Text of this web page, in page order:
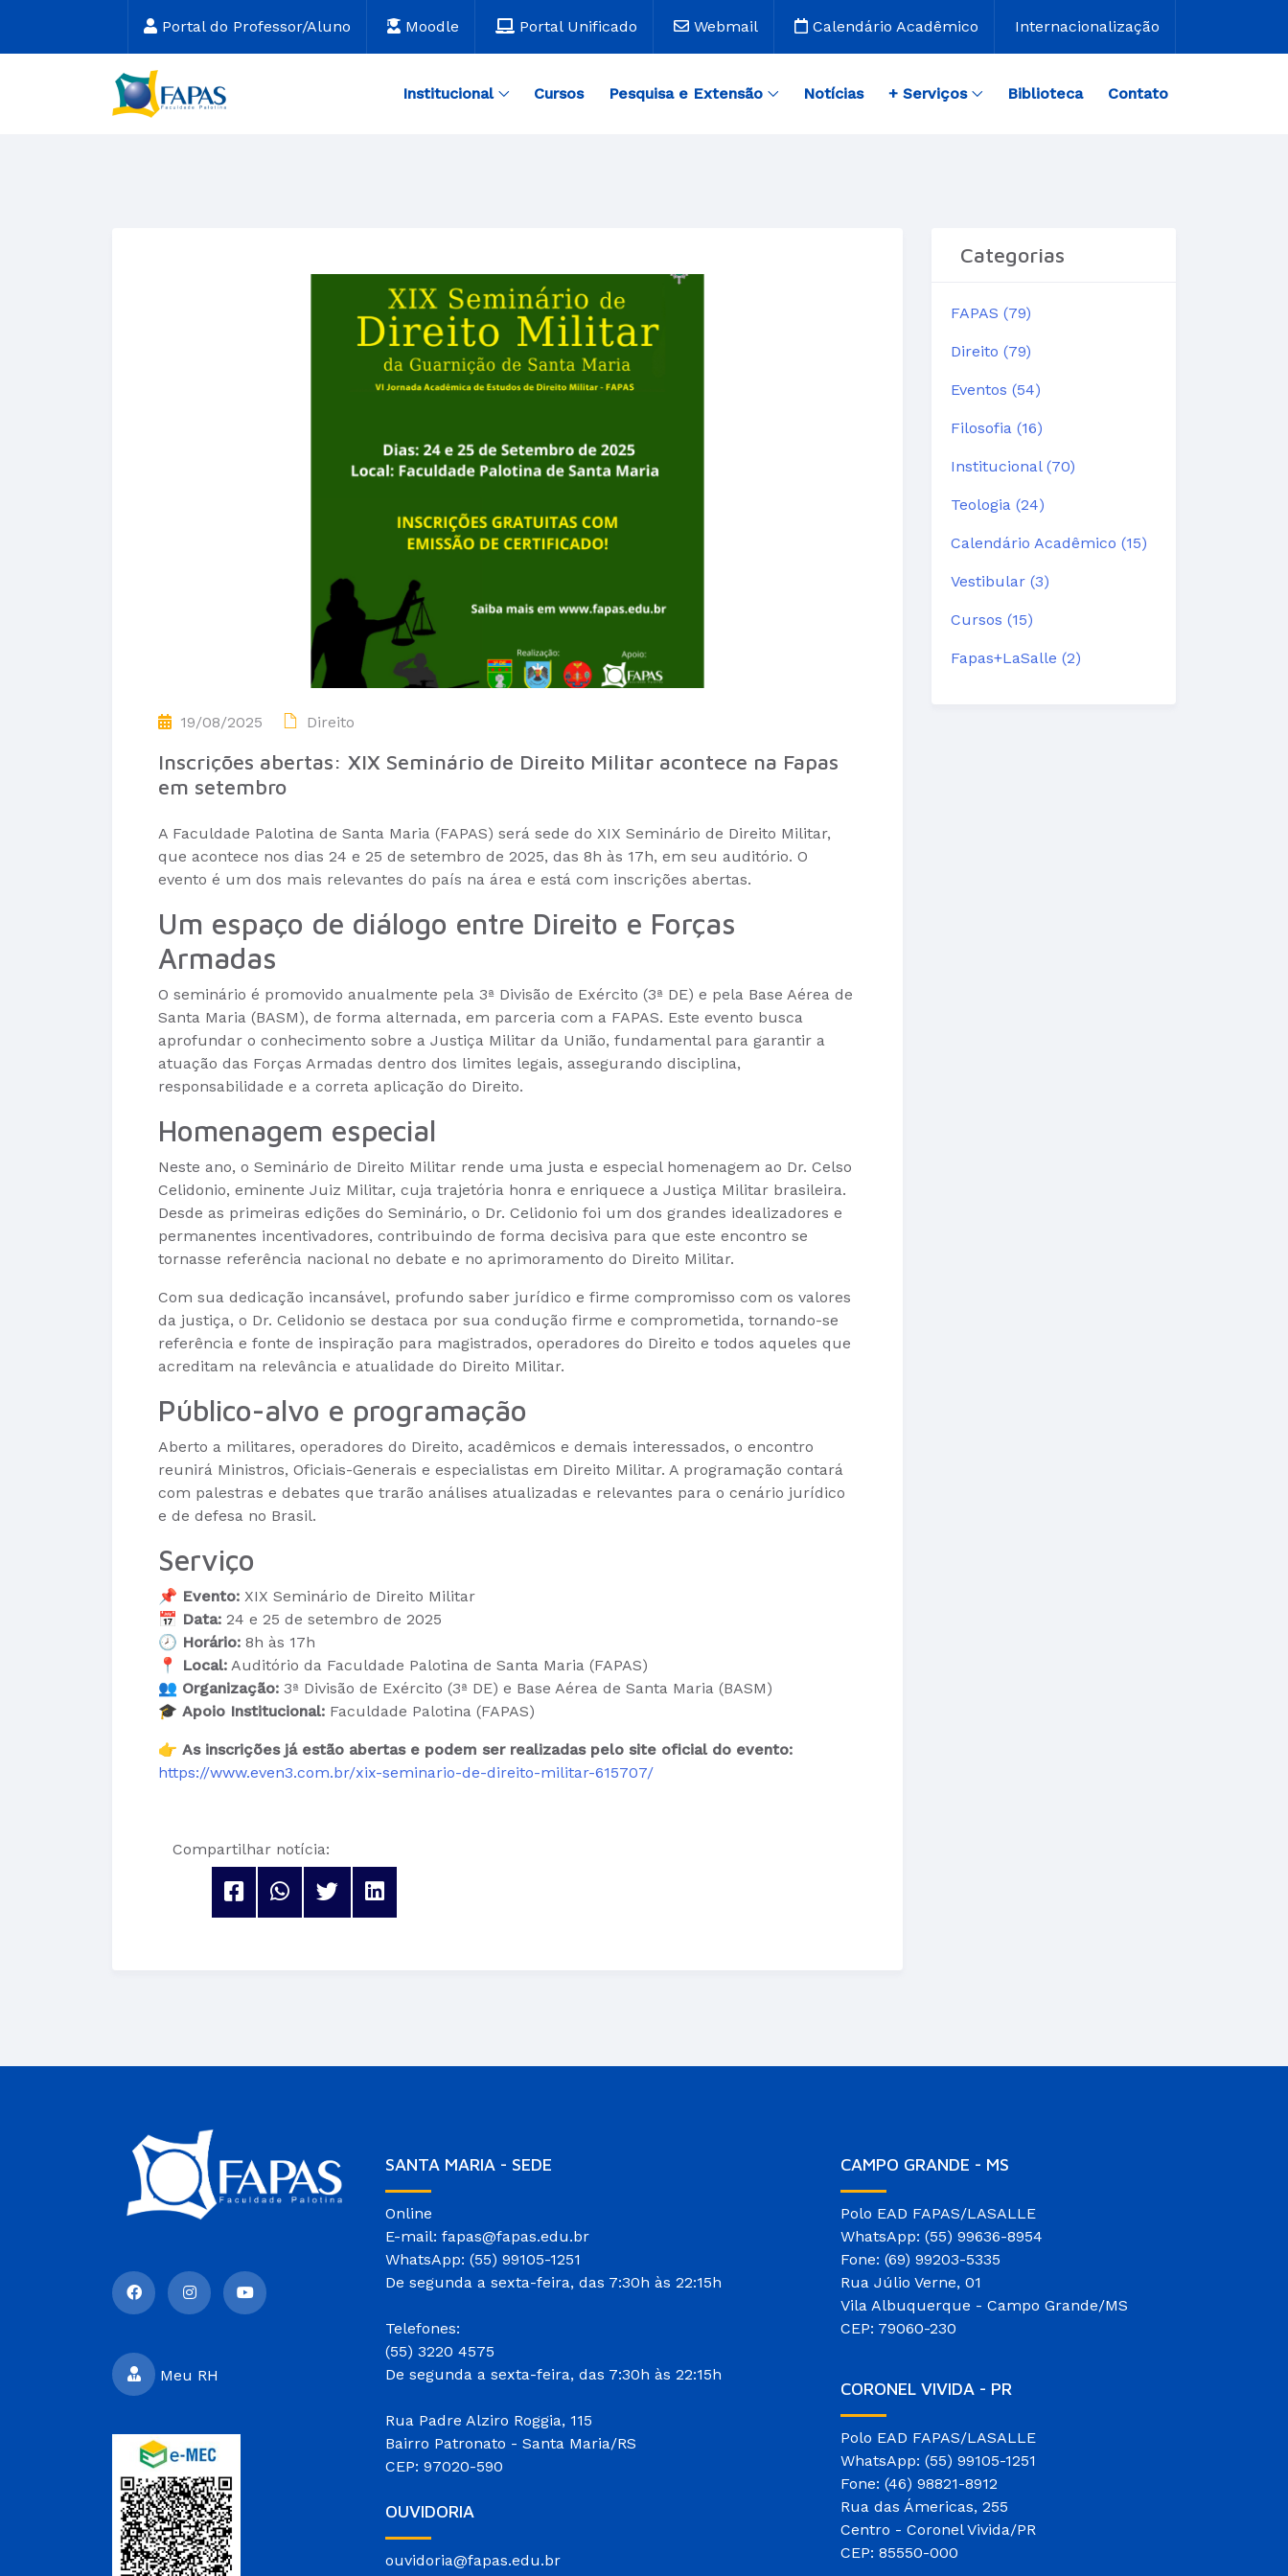
Portal do Professor/Aluno Moodle Portal Unificado Webmail Calendário Acadêmico Internacionalização
Institucional Cursos Pesquisa e Extensão Notícias + Serviços Biblioteca Contato
19/08/2025 Direito
Inscrições abertas: XIX Seminário de Direito Militar acontece na Fapas
em setembro
A Faculdade Palotina de Santa Maria (FAPAS) será sede do XIX Seminário de Direito Militar,
que acontece nos dias 24 e 25 de setembro de 2025, das 8h às 17h, em seu auditório. O
evento é um dos mais relevantes do país na área e está com inscrições abertas.
Um espaço de diálogo entre Direito e Forças
Armadas
O seminário é promovido anualmente pela 3ª Divisão de Exército (3ª DE) e pela Base Aérea de
Santa Maria (BASM), de forma alternada, em parceria com a FAPAS. Este evento busca
aprofundar o conhecimento sobre a Justiça Militar da União, fundamental para garantir a
atuação das Forças Armadas dentro dos limites legais, assegurando disciplina,
responsabilidade e a correta aplicação do Direito.
Homenagem especial
Neste ano, o Seminário de Direito Militar rende uma justa e especial homenagem ao Dr. Celso
Celidonio, eminente Juiz Militar, cuja trajetória honra e enriquece a Justiça Militar brasileira.
Desde as primeiras edições do Seminário, o Dr. Celidonio foi um dos grandes idealizadores e
permanentes incentivadores, contribuindo de forma decisiva para que este encontro se
tornasse referência nacional no debate e no aprimoramento do Direito Militar.
Com sua dedicação incansável, profundo saber jurídico e firme compromisso com os valores
da justiça, o Dr. Celidonio se destaca por sua condução firme e comprometida, tornando-se
referência e fonte de inspiração para magistrados, operadores do Direito e todos aqueles que
acreditam na relevância e atualidade do Direito Militar.
Público-alvo e programação
Aberto a militares, operadores do Direito, acadêmicos e demais interessados, o encontro
reunirá Ministros, Oficiais-Generais e especialistas em Direito Militar. A programação contará
com palestras e debates que trarão análises atualizadas e relevantes para o cenário jurídico
e de defesa no Brasil.
Serviço
📌 Evento: XIX Seminário de Direito Militar
📅 Data: 24 e 25 de setembro de 2025
🕗 Horário: 8h às 17h
📍
Local: Auditório da Faculdade Palotina de Santa Maria (FAPAS)
👥 Organização: 3ª Divisão de Exército (3ª DE) e Base Aérea de Santa Maria (BASM)
🎓 Apoio Institucional: Faculdade Palotina (FAPAS)
👉 As inscrições já estão abertas e podem ser realizadas pelo site oficial do evento:
https://www.even3.com.br/xix-seminario-de-direito-militar-615707/
Compartilhar notícia:
Categorias
FAPAS (79)
Direito (79)
Eventos (54)
Filosofia (16)
Institucional (70)
Teologia (24)
Calendário Acadêmico (15)
Vestibular (3)
Cursos (15)
Fapas+LaSalle (2)
Meu RH
SANTA MARIA - SEDE
Online
E-mail: fapas@fapas.edu.br
WhatsApp: (55) 99105-1251
De segunda a sexta-feira, das 7:30h às 22:15h
Telefones:
(55) 3220 4575
De segunda a sexta-feira, das 7:30h às 22:15h
Rua Padre Alziro Roggia, 115
Bairro Patronato - Santa Maria/RS
CEP: 97020-590
OUVIDORIA
ouvidoria@fapas.edu.br
CAMPO GRANDE - MS
Polo EAD FAPAS/LASALLE
WhatsApp: (55) 99636-8954
Fone: (69) 99203-5335
Rua Júlio Verne, 01
Vila Albuquerque - Campo Grande/MS
CEP: 79060-230
CORONEL VIVIDA - PR
Polo EAD FAPAS/LASALLE
WhatsApp: (55) 99105-1251
Fone: (46) 98821-8912
Rua das Ámericas, 255
Centro - Coronel Vivida/PR
CEP: 85550-000